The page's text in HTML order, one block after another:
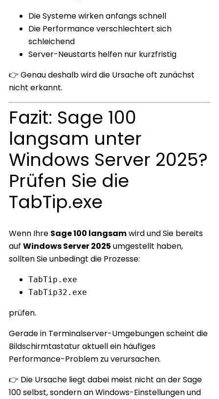
Die Systeme wirken anfangs schnell
Die Performance verschlechtert sich
schleichend
Server-Neustarts helfen nur kurzfristig
👉 Genau deshalb wird die Ursache oft zunächst
nicht erkannt.
Fazit: Sage 100
langsam unter
Windows Server 2025?
Prüfen Sie die
TabTip.exe
Wenn Ihre Sage 100 langsamwird und Sie bereits
auf Windows Server 2025 umgestellt haben,
sollten Sie unbedingt die Prozesse:
TabTip.exe
TabTip32.exe
prüfen.
Gerade in Terminalserver-Umgebungen scheint die
Bildschirmtastatur aktuell ein häufiges
Performance-Problem zu verursachen.
👉 Die Ursache liegt dabei meist nicht an der Sage
100 selbst, sondern an Windows-Einstellungen und